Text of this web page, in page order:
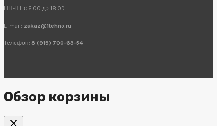
ПН-ПТ с 9.00 до 18.00
E-mail: zakaz@1tehno.ru
Телефон: 8 (916) 700-63-54
Обзор корзины